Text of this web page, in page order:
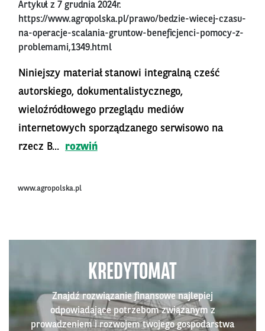
Artykuł z 7 grudnia 2024r.
https://www.agropolska.pl/prawo/bedzie-wiecej-czasu-
na-operacje-scalania-gruntow-beneficjenci-pomocy-z-
problemami,1349.html
Niniejszy materiał stanowi integralną cześć
autorskiego, dokumentalistycznego,
wieloźródłowego przeglądu mediów
internetowych sporządzanego serwisowo na
rzecz B...
rozwiń
www.agropolska.pl
KREDYTOMAT
Znajdź rozwiązanie finansowe najlepiej
odpowiadające potrzebom związanym z
prowadzeniem i rozwojem twojego gospodarstwa